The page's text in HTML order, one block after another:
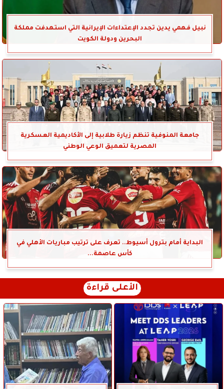
نبيل فهمي يدين تجدد الإعتداءات الإيرانية التي استهدفت مملكة
البحرين ودولة الكويت
جامعة المنوفية تنظم زيارة طلابية إلى الأكاديمية العسكرية
المصرية لتعميق الوعي الوطني
البداية أمام بترول أسيوط.. تعرف على ترتيب مباريات الأهلي في
كأس عاصمة...
الأعلى قراءة